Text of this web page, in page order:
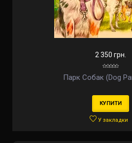
2 350 грн.
Парк Собак (Dog
КУПИТИ
У закладки